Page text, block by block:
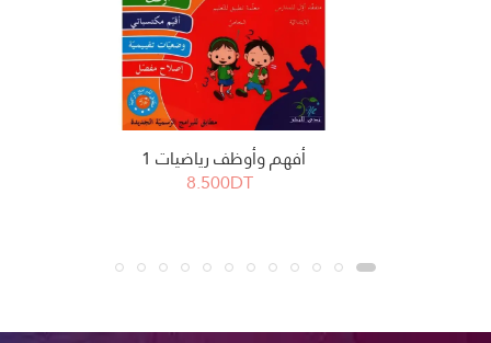
أفهم وأوظف رياضيات 1
8.500DT